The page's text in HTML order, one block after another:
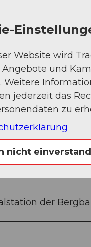
der
Website wird
und
Weitere
jederzeit das
zu
nicht